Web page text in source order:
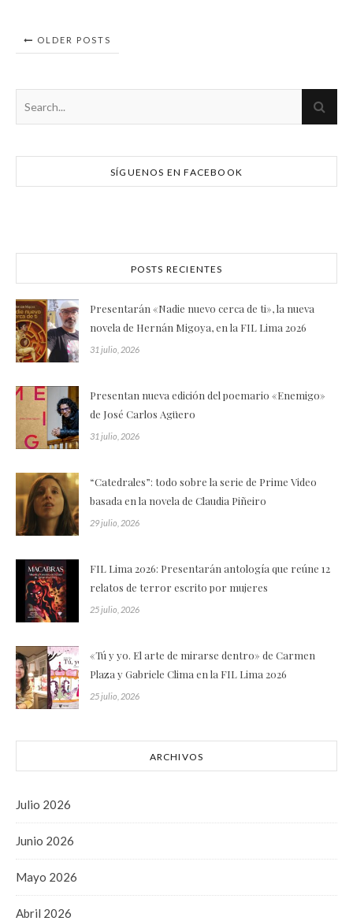
OLDER POSTS
SÍGUENOS EN FACEBOOK
POSTS RECIENTES
Presentarán «Nadie nuevo cerca de ti», la nueva
novela de Hernán Migoya, en la FIL Lima 2026
31 julio, 2026
Presentan nueva edición del poemario «Enemigo»
de José Carlos Agüero
31 julio, 2026
“Catedrales”: todo sobre la serie de Prime Video
basada en la novela de Claudia Piñeiro
29 julio, 2026
FIL Lima 2026: Presentarán antología que reúne 12
relatos de terror escrito por mujeres
25 julio, 2026
«Tú y yo. El arte de mirarse dentro» de Carmen
Plaza y Gabriele Clima en la FIL Lima 2026
25 julio, 2026
ARCHIVOS
Julio 2026
Junio 2026
Mayo 2026
Abril 2026